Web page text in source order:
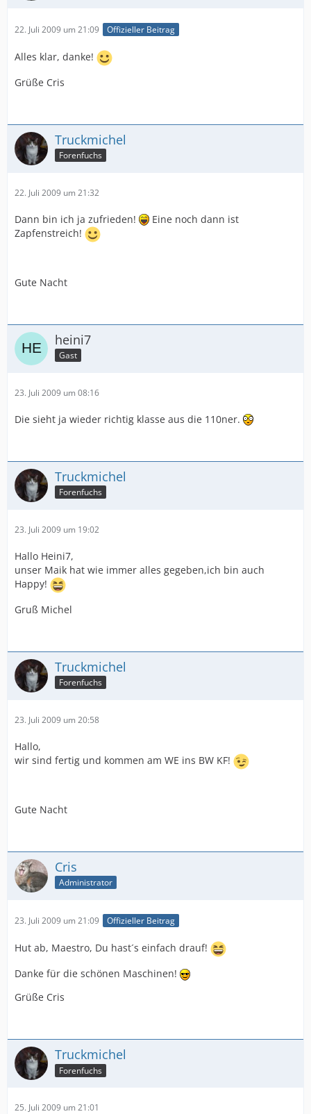
22. Juli 2009 um 21:09 Offizieller Beitrag
Alles klar, danke!
Grüße Cris
Truckmichel
Forenfuchs
22. Juli 2009 um 21:32
Dann bin ich ja zufrieden!
Eine noch dann ist
Zapfenstreich!
Gute Nacht
heini7
Gast
23. Juli 2009 um 08:16
Die sieht ja wieder richtig klasse aus die 110ner.
Truckmichel
Forenfuchs
23. Juli 2009 um 19:02
Hallo Heini7,
unser Maik hat wie immer alles gegeben,ich bin auch
Happy!
Gruß Michel
Truckmichel
Forenfuchs
23. Juli 2009 um 20:58
Hallo,
wir sind fertig und kommen am WE ins BW KF!
Gute Nacht
Cris
Administrator
23. Juli 2009 um 21:09 Offizieller Beitrag
Hut ab, Maestro, Du hast´s einfach drauf!
Danke für die schönen Maschinen!
Grüße Cris
Truckmichel
Forenfuchs
25. Juli 2009 um 21:01